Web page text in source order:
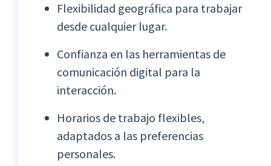
Flexibilidad geográfica para trabajar
desde cualquier lugar.
Confianza en las herramientas de
comunicación digital para la
interacción.
Horarios de trabajo flexibles,
adaptados a las preferencias
personales.